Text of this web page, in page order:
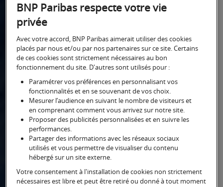
principaux acteurs
en France et au
Luxembourg
Notre approche
Une sélection d’assureurs
partenaires
Dans le cadre de son Activité
Courtage en Assurance, BNP Paribas
en œuvre, pour le compte de ses
BNP Paribas respecte votre vie
privée
Avec votre accord, BNP Paribas aimerait utiliser des cookies
placés par nous et/ou par nos partenaires sur ce site. Certains
de ces cookies sont strictement nécessaires au bon
fonctionnement du site. D'autres sont utilisés pour :
Paramétrer vos préférences en personnalisant vos
fonctionnalités et en se souvenant de vos choix.
Mesurer l’audience en suivant le nombre de visiteurs et
en comprenant comment vous arrivez sur notre site.
Proposer des publicités personnalisées et en suivre les
performances.
Partager des informations avec les réseaux sociaux
utilisés et vous permettre de visualiser du contenu
hébergé sur un site externe.
Votre consentement à l'installation de cookies non strictement
nécessaires est libre et peut être retiré ou donné à tout moment